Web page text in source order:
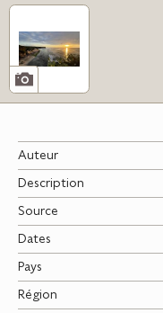
Auteur
Description
Source
Dates
Pays
Région